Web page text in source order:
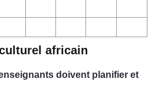
africain
doivent planifier et